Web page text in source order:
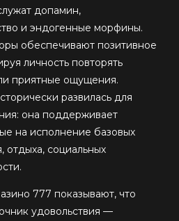
допамин,
и эндогенные морфины.
обеспечивают позитивное
личность повторять
приятные ощущения.
развилась для
она поддерживает
на исполнение базовых
отдыха, социальных
777 показывают, что
удовольствия —